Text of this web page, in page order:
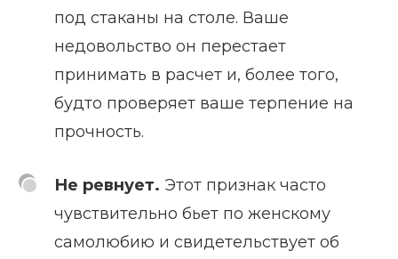
под стаканы на столе. Ваше
недовольство он перестает
принимать в расчет и, более того,
будто проверяет ваше терпение на
прочность.
Не ревнует. Этот признак часто
чувствительно бьет по женскому
самолюбию и свидетельствует об